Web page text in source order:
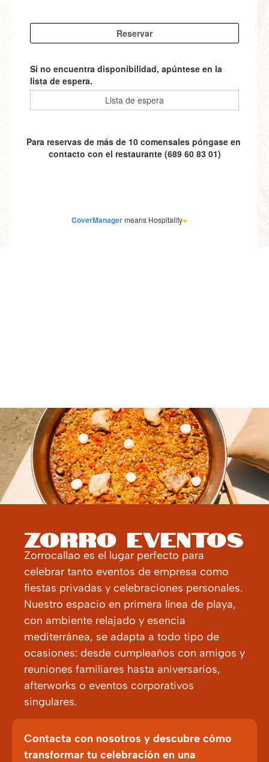
ZORRO EVENTOS
Zorrocallao es el lugar perfecto para
celebrar tanto eventos de empresa como
fiestas privadas y celebraciones personales.
Nuestro espacio en primera línea de playa,
con ambiente relajado y esencia
mediterránea, se adapta a todo tipo de
ocasiones: desde cumpleaños con amigos y
reuniones familiares hasta aniversarios,
afterworks o eventos corporativos
singulares.
Contacta con nosotros y descubre cómo
transformar tu celebración en una